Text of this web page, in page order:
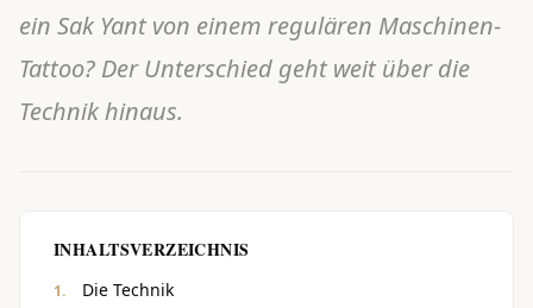
ein Sak Yant von einem regulären Maschinen-
Tattoo? Der Unterschied geht weit über die
Technik hinaus.
INHALTSVERZEICHNIS
Die Technik